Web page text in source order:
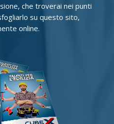
che troverai nei punti
su questo sito,
online.